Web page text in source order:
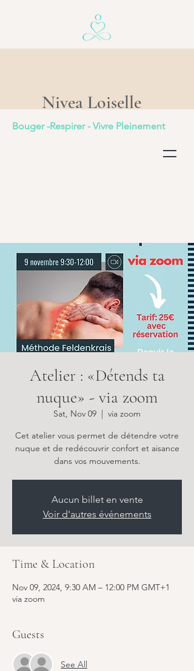
Nivea Loiselle
Bouger -Respirer - Vivre Pleinement
Atelier : «Détends ta
nuque» - via zoom
Sat, Nov 09
  |
via zoom
Cet atelier vous permet de détendre votre
nuque et de redécouvrir confort et aisance
dans vos mouvements.
Aucun billet en vente
Voir d'autres événements
Time & Location
Nov 09, 2024, 9:30 AM – 12:00 PM GMT+1
via zoom
Guests
See All